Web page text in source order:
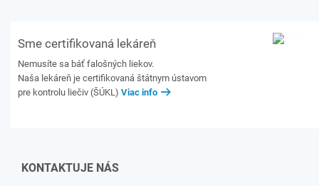
Sme certifikovaná lekáreň
Nemusíte sa báť falošných liekov.
Naša lekáreň je certifikovaná štátnym ústavom
pre kontrolu liečiv (ŠÚKL) Viac info
KONTAKTUJE NÁS